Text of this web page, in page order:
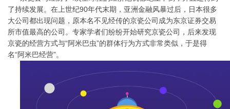
了持续发展。在上世纪90年代末期，亚洲金融风暴过后，日本很多
大公司都出现问题，原本名不见经传的京瓷公司成为东京证券交易
所市值最高的公司。专家学者们纷纷开始研究京瓷公司，后来发现
京瓷的经营方式与“阿米巴虫”的群体行为方式非常类似，于是得
名“阿米巴经营”。